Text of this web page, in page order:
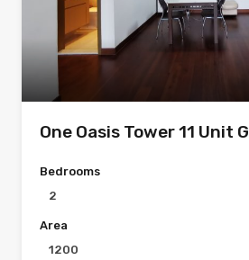
One Oasis Tower 11 Unit G
Bedrooms
2
Area
1200